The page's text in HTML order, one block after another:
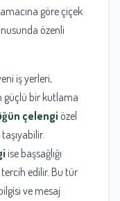
göre çiçek
özenli
iş yerleri,
güçlü bir kutlama
çelengi özel
ise başsağlığı
edilir. Bu tür
ve mesaj